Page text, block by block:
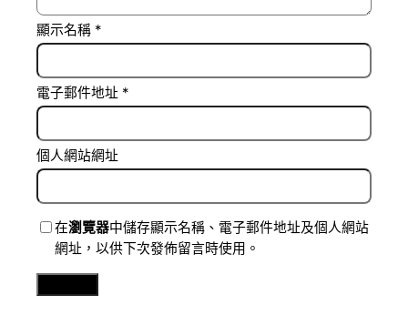
顯示名稱 *
電子郵件地址 *
個人網站網址
在瀏覽器中儲存顯示名稱、電子郵件地址及個人網站
網址，以供下次發佈留言時使用。